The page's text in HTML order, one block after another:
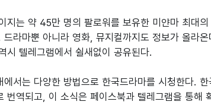
는 약 45만 명의 팔로워를 보유한 미얀마 최대
라마뿐 아니라 영화, 뮤지컬까지도 정보가 올라
시 텔레그램에서 쉴새없이 공유된다.
서는 다양한 방법으로 한국드라마를 시청한다.
번역되고, 이 소식은 페이스북과 텔레그램을 통해